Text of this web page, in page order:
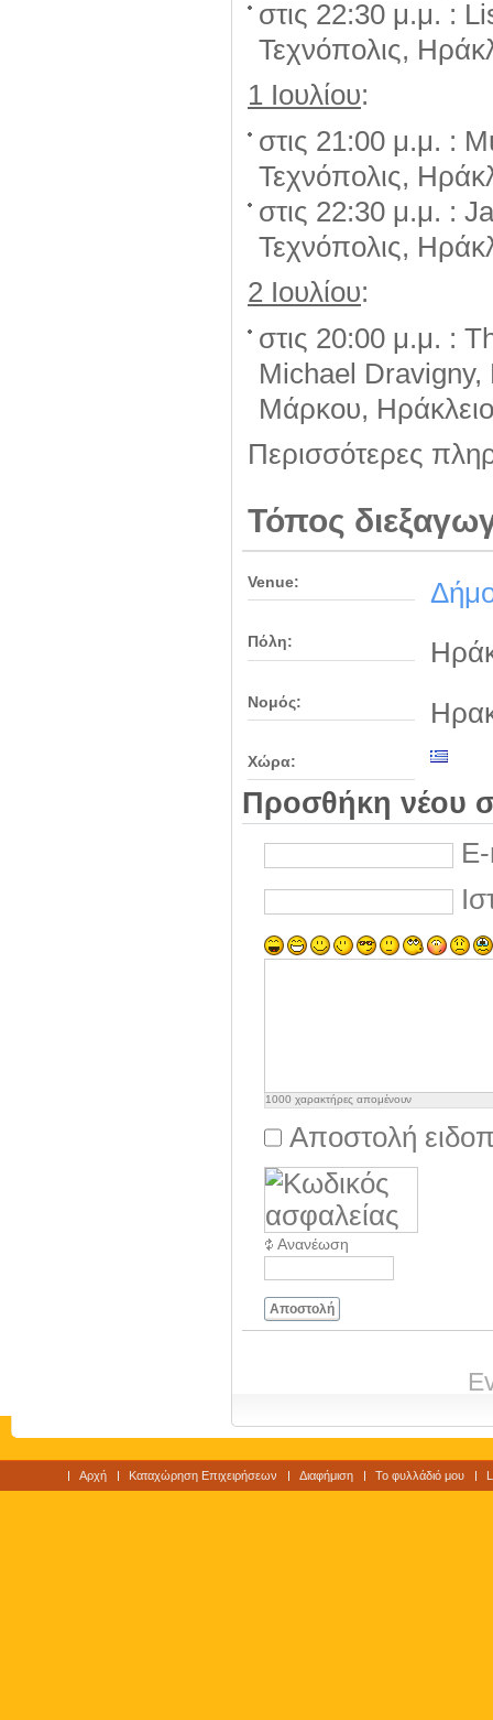
στις 22:30 μ.μ. :
Τεχνόπολις,
1 Ιουλίου:
στις 21:00 μ.μ. :
Τεχνόπολις,
στις 22:30 μ.μ. :
Τεχνόπολις,
2 Ιουλίου:
στις 20:00 μ.μ. :
Michael Dravigny,
Μάρκου, Ηράκλειο
Περισσότερες
Τόπος
Venue:
Πόλη:
Νομός:
Χώρα:
Προσθήκη νέου
1000 χαρακτήρες απομένουν
Αποστολή
Ανανέωση
Αποστολή
Αρχή Καταχώρηση Επιχειρήσεων Διαφήμιση Το φυλλάδιό μου